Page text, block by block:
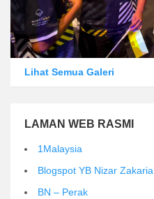
Lihat Semua Galeri
LAMAN WEB RASMI
1Malaysia
Blogspot YB Nizar Zakaria
BN – Perak